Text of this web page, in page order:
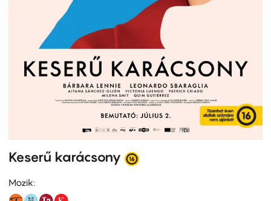
Keserű karácsony
Mozik: